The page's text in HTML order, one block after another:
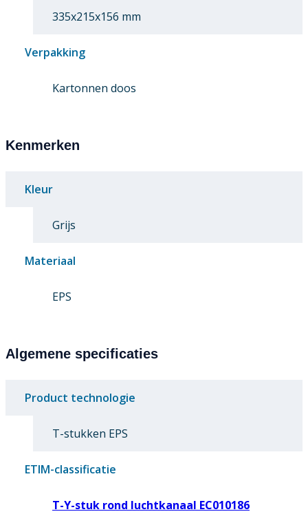
335x215x156 mm
Verpakking
Kartonnen doos
Kenmerken
Kleur
Grijs
Materiaal
EPS
Algemene specificaties
Product technologie
T-stukken EPS
ETIM-classificatie
T-Y-stuk rond luchtkanaal EC010186